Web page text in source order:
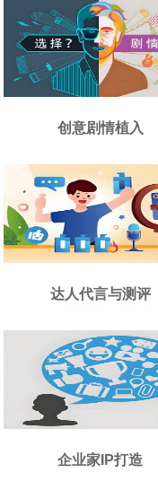
创意剧情植入
达人代言与测评
企业家IP打造